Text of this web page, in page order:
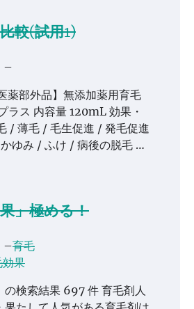
較(試用1)
–
薬部外品】無添加薬用育毛
ラス 内容量 120mL 効果・
/ 薄毛 / 毛生促進 / 発毛促進
ゆみ / ふけ / 病後の脱毛 …
」極める！
–育毛
効果
の検索結果 697 件 育毛剤人